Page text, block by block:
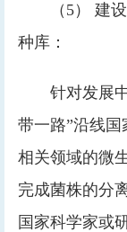
（5） 建
种库：
针对发展
带一路”沿线
相关领域的微
完成菌株的分
国家科学家或